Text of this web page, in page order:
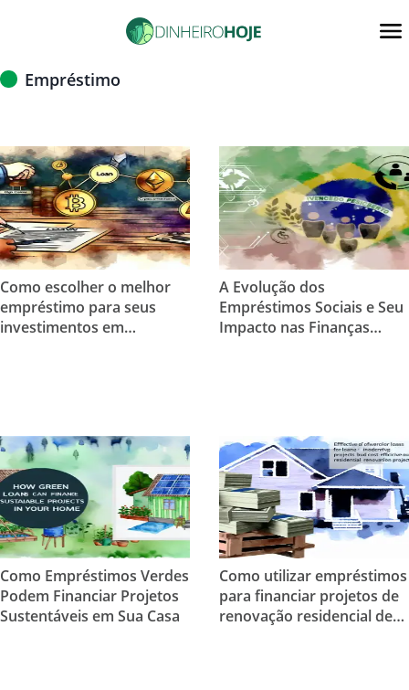
Empréstimo
Como escolher o melhor
empréstimo para seus
investimentos em
A Evolução dos
Empréstimos Sociais e Seu
Impacto nas Finanças
Como Empréstimos Verdes
Podem Financiar Projetos
Sustentáveis em Sua Casa
Como utilizar empréstimos
para financiar projetos de
renovação residencial de